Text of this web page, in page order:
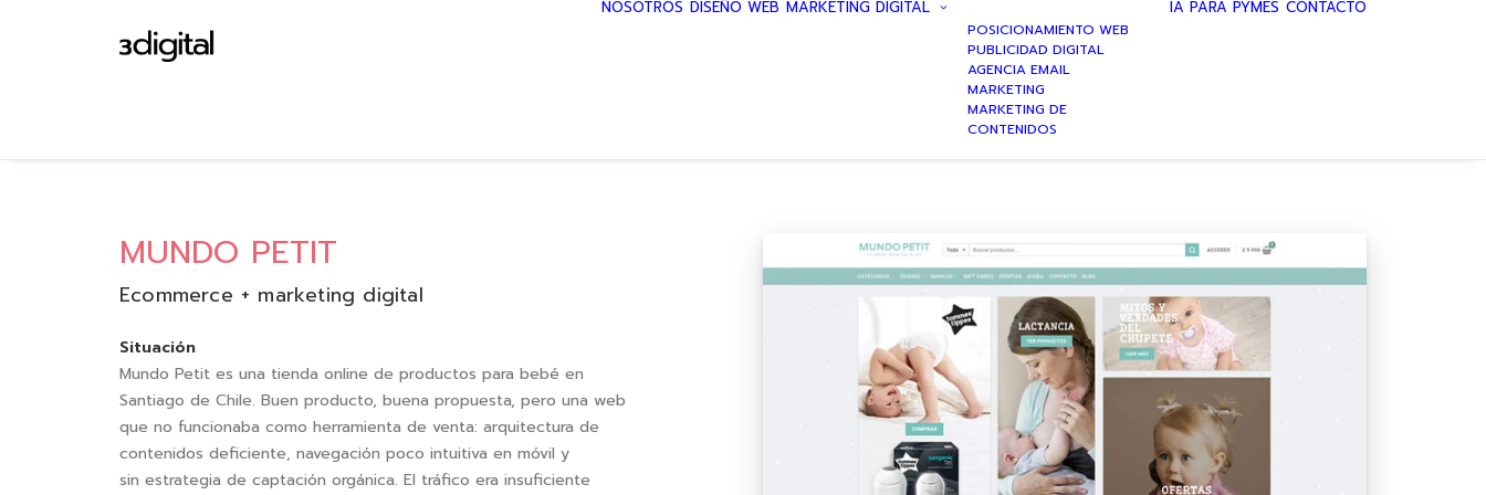
NOSOTROS DISEÑO WEB MARKETING DIGITAL
POSICIONAMIENTO WEB
PUBLICIDAD DIGITAL
AGENCIA EMAIL
MARKETING
MARKETING DE
CONTENIDOS
IA PARA PYMES CONTACTO
MUNDO PETIT
Ecommerce + marketing digital
Situación
Mundo Petit es una tienda online de productos para bebé en
Santiago de Chile. Buen producto, buena propuesta, pero una web
que no funcionaba como herramienta de venta: arquitectura de
contenidos deficiente, navegación poco intuitiva en móvil y
sin estrategia de captación orgánica. El tráfico era insuficiente